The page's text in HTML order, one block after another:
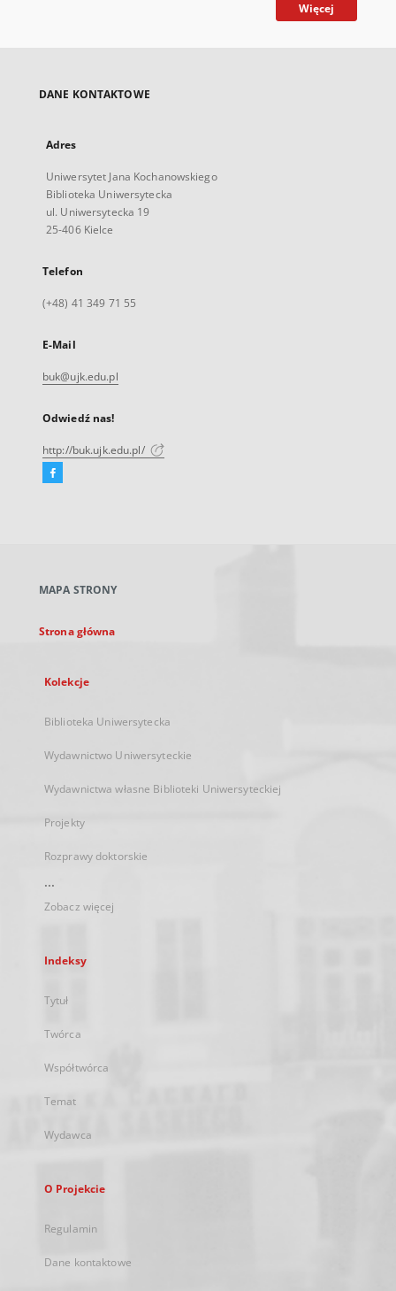
Więcej
DANE KONTAKTOWE
Adres
Uniwersytet Jana Kochanowskiego
Biblioteka Uniwersytecka
ul. Uniwersytecka 19
25-406 Kielce
Telefon
(+48) 41 349 71 55
E-Mail
buk@ujk.edu.pl
Odwiedź nas!
http://buk.ujk.edu.pl/
Facebook
karcie
MAPA STRONY
Strona główna
Kolekcje
Biblioteka Uniwersytecka
Wydawnictwo Uniwersyteckie
Wydawnictwa własne Biblioteki Uniwersyteckiej
Projekty
Rozprawy doktorskie
...
Zobacz więcej
Indeksy
Tytuł
Twórca
Współtwórca
Temat
Wydawca
O Projekcie
Regulamin
Dane kontaktowe